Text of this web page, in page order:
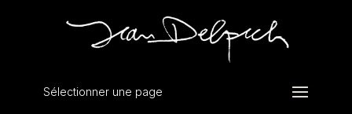
Sélectionner une page